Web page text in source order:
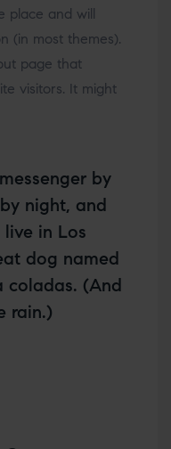
place and will
(in most themes).
page that
visitors. It might
by
night, and
in Los
dog named
coladas. (And
rain.)